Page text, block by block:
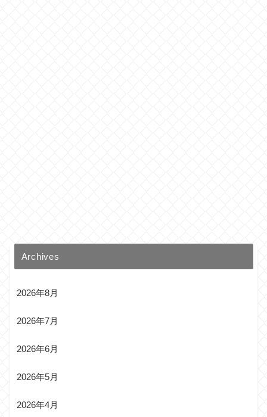
Archives
2026年8月
2026年7月
2026年6月
2026年5月
2026年4月